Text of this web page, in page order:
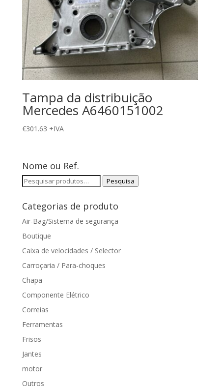
Tampa da distribuição
Mercedes A6460151002
€301.63 +IVA
Nome ou Ref.
Pesquisar
Pesquisa
Categorias de produto
Air-Bag/Sistema de segurança
Boutique
Caixa de velocidades / Selector
Carroçaria / Para-choques
Chapa
Componente Elétrico
Correias
Ferramentas
Frisos
Jantes
motor
Outros